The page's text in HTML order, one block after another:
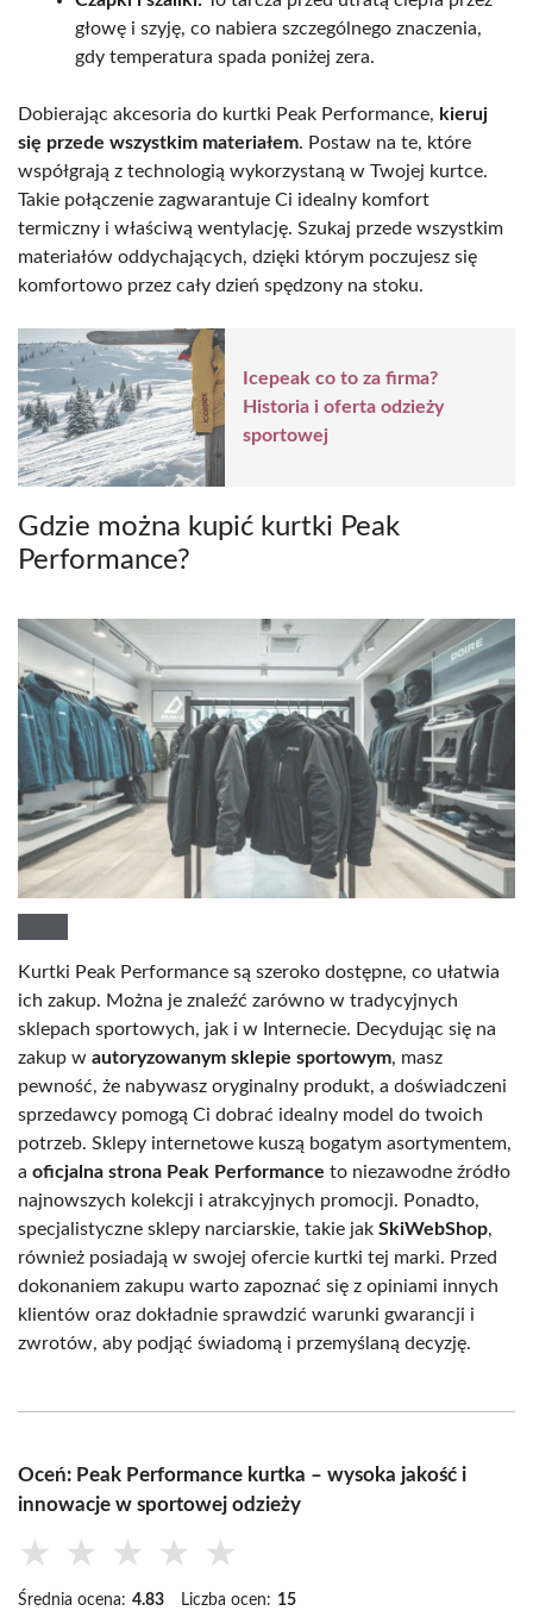
głowę i szyję, co nabiera szczególnego znaczenia,
gdy temperatura spada poniżej zera.
Dobierając akcesoria do kurtki Peak Performance, kieruj
się przede wszystkim materiałem. Postaw na te, które
współgrają z technologią wykorzystaną w Twojej kurtce.
Takie połączenie zagwarantuje Ci idealny komfort
termiczny i właściwą wentylację. Szukaj przede wszystkim
materiałów oddychających, dzięki którym poczujesz się
komfortowo przez cały dzień spędzony na stoku.
Icepeak co to za firma?
Historia i oferta odzieży
sportowej
Gdzie można kupić kurtki Peak
Performance?
Kurtki Peak Performance są szeroko dostępne, co ułatwia
ich zakup. Można je znaleźć zarówno w tradycyjnych
sklepach sportowych, jak i w Internecie. Decydując się na
zakup w autoryzowanym sklepie sportowym, masz
pewność, że nabywasz oryginalny produkt, a doświadczeni
sprzedawcy pomogą Ci dobrać idealny model do twoich
potrzeb. Sklepy internetowe kuszą bogatym asortymentem,
a oficjalna strona Peak Performance to niezawodne źródło
najnowszych kolekcji i atrakcyjnych promocji. Ponadto,
specjalistyczne sklepy narciarskie, takie jak SkiWebShop,
również posiadają w swojej ofercie kurtki tej marki. Przed
dokonaniem zakupu warto zapoznać się z opiniami innych
klientów oraz dokładnie sprawdzić warunki gwarancji i
zwrotów, aby podjąć świadomą i przemyślaną decyzję.
Oceń: Peak Performance kurtka – wysoka jakość i
innowacje w sportowej odzieży
★ ★ ★ ★ ★
Średnia ocena: 4.83 Liczba ocen: 15